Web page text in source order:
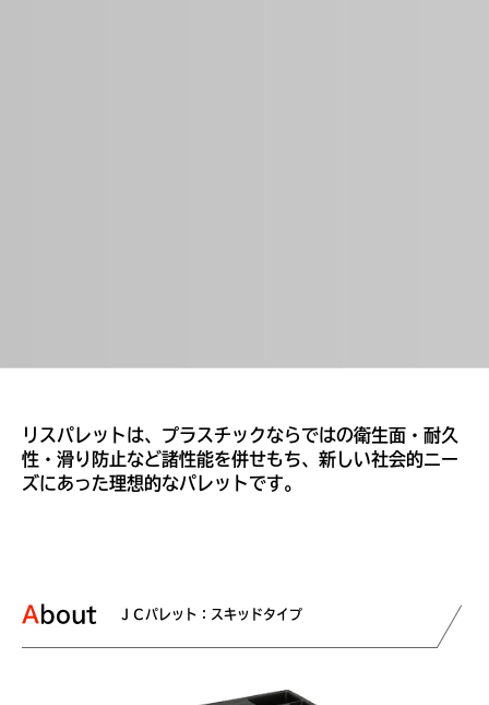
リスパレットは、プラスチックならではの衛生面・耐久
性・滑り防止など諸性能を併せもち、新しい社会的ニー
ズにあった理想的なパレットです。
About ＪＣパレット：スキッドタイプ